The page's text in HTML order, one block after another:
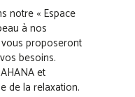
notre « Espace
à nos
proposeront
besoins.
et
de la relaxation.